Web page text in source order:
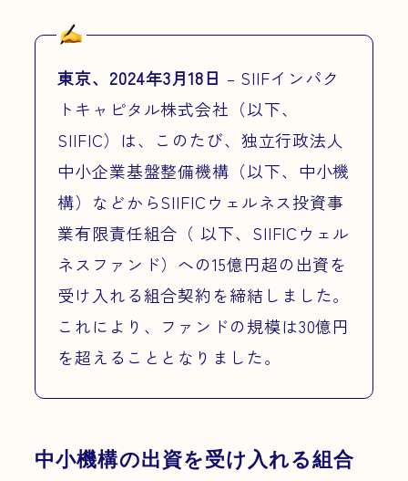
東京、2024年3月18日 – SIIFインパク
トキャピタル株式会社（以下、
SIIFIC）は、このたび、独立行政法人
中小企業基盤整備機構（以下、中小機
構）などからSIIFICウェルネス投資事
業有限責任組合（ 以下、SIIFICウェル
ネスファンド）への15億円超の出資を
受け入れる組合契約を締結しました。
これにより、ファンドの規模は30億円
を超えることとなりました。
中小機構の出資を受け入れる組合